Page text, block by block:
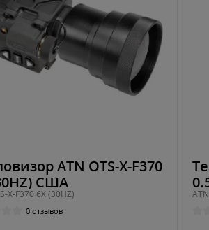
ATN OTS-X-F370
США
X-F370 6X (30HZ)
0 отзывов